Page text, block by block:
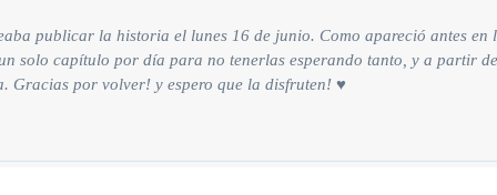
publicar la historia el lunes 16 de junio. Como apareció antes en
solo capítulo por día para no tenerlas esperando tanto, y a partir
Gracias por volver! y espero que la disfruten! ♥